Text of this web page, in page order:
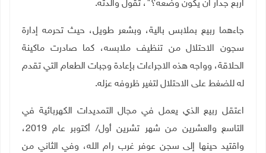
أربع جدار أن يكون وضعه؟"، تقول والدته.
جاءهما ربيع بملابس بالية، وبشعر طويل، حيث تحرمه إدارة
سجون الاحتلال من تنظيف ملابسه، كما صادرت ماكينة
الحلاقة، وواجه هذه الاجراءات بإعادة وجبات الطعام التي تقدم
له للضغط على الاحتلال لتغير ظروفه عزله.
اعتقل ربيع الذي يعمل في مجال التمديدات الكهربائية في
التاسع والعشرين من شهر تشرين أول/ أكتوبر عام 2019،
واقتيد حينها إلى سجن عوفر غرب رام الله، وفي الثاني من